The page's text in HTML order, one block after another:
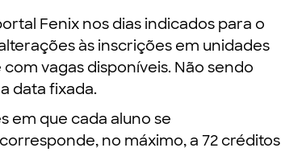
Fenix nos dias indicados para o
às inscrições em unidades
vagas disponíveis. Não sendo
data fixada.
em que cada aluno se
no máximo, a 72 créditos